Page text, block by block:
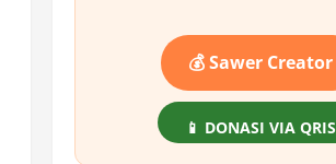
💰 Sawer Creator
📱 DONASI VIA QRIS